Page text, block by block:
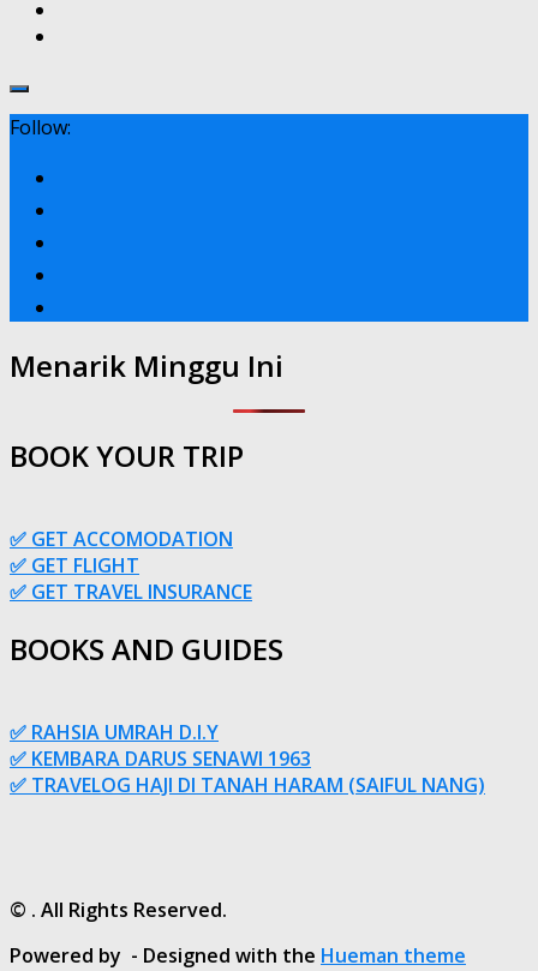
Follow:
Menarik Minggu Ini
BOOK YOUR TRIP
✅ GET ACCOMODATION
✅ GET FLIGHT
✅ GET TRAVEL INSURANCE
BOOKS AND GUIDES
✅ RAHSIA UMRAH D.I.Y
✅ KEMBARA DARUS SENAWI 1963
✅ TRAVELOG HAJI DI TANAH HARAM (SAIFUL NANG)
© . All Rights Reserved.
Powered by - Designed with the Hueman theme